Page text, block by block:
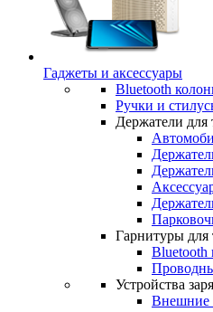
Гаджеты и аксессуары
Bluetooth
Ручки и
Держатели для
Гарнитуры для
Bluetooth
Устройства
Внешние